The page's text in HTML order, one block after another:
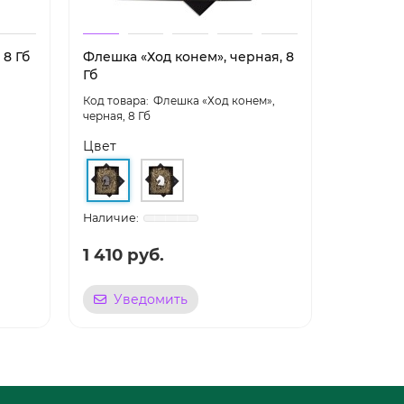
Гб
Флешка «Ход конем», черная, 8
Гб
Флешка «Ход конем»,
черная, 8 Гб
Цвет
1 410 руб.
Уведомить